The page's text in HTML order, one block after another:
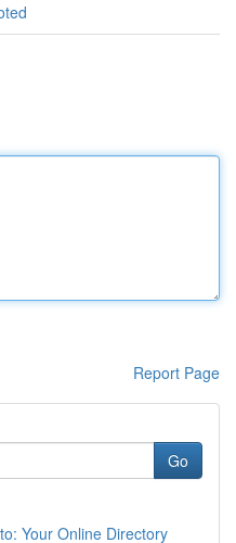
Report Page
Go
Your Online Directory